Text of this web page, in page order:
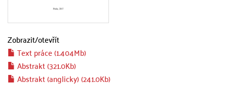
Zobrazit/otevřít
Text práce (1.404Mb)
Abstrakt (321.0Kb)
Abstrakt (anglicky) (241.0Kb)